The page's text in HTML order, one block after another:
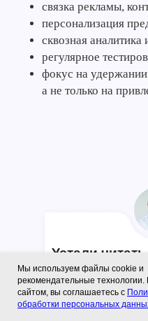
связка рекламы,
персонализация
сквозная
регулярное
фокус на удержании
а не только на
Закажите
Устали
Мы используем файлы cookie и
рекомендательные технологии.
сайтом, вы соглашаетесь с
обработки персональных